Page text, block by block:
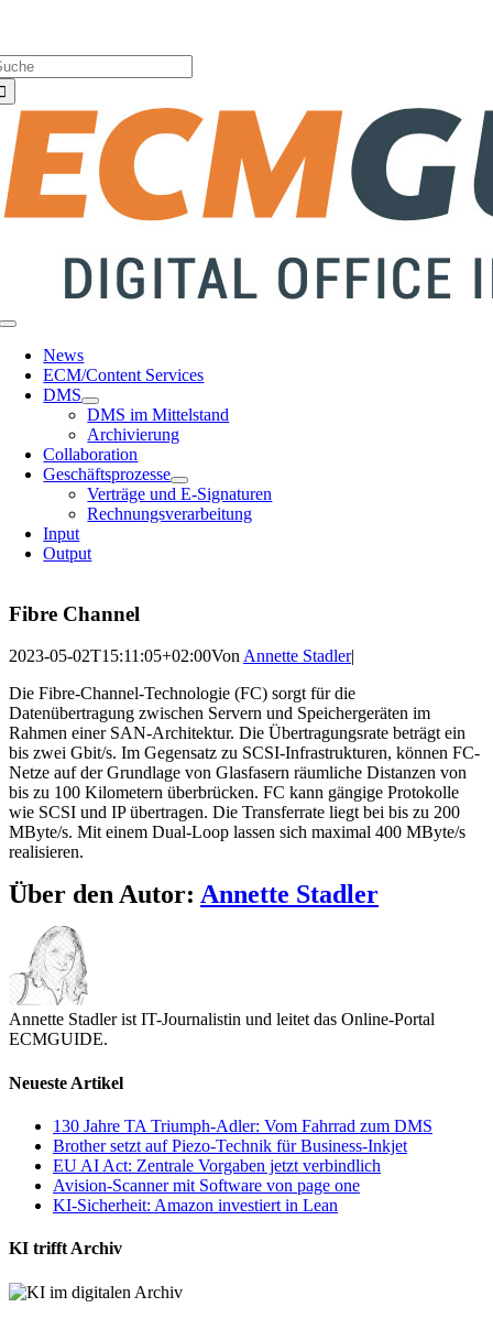
springen
Toggle
Navigation
News
ECM/Content Services
DMS
DMS im Mittelstand
Archivierung
Collaboration
Geschäftsprozesse
Verträge und E-Signaturen
Rechnungsverarbeitung
Input
Output
Fibre Channel
2023-05-02T15:11:05+02:00VonAnnette Stadler|
Die Fibre-Channel-Technologie (FC) sorgt für die
Datenübertragung zwischen Servern und Speichergeräten im
Rahmen einer SAN-Architektur. Die Übertragungsrate beträgt ein
bis zwei Gbit/s. Im Gegensatz zu SCSI-Infrastrukturen, können FC-
Netze auf der Grundlage von Glasfasern räumliche Distanzen von
bis zu 100 Kilometern überbrücken. FC kann gängige Protokolle
wie SCSI und IP übertragen. Die Transferrate liegt bei bis zu 200
MByte/s. Mit einem Dual-Loop lassen sich maximal 400 MByte/s
realisieren.
Über den Autor: Annette Stadler
Annette Stadler ist IT-Journalistin und leitet das Online-Portal
ECMGUIDE.
Neueste Artikel
130 Jahre TA Triumph-Adler: Vom Fahrrad zum DMS
Brother setzt auf Piezo-Technik für Business-Inkjet
EU AI Act: Zentrale Vorgaben jetzt verbindlich
Avision-Scanner mit Software von page one
KI-Sicherheit: Amazon investiert in Lean
KI trifft Archiv